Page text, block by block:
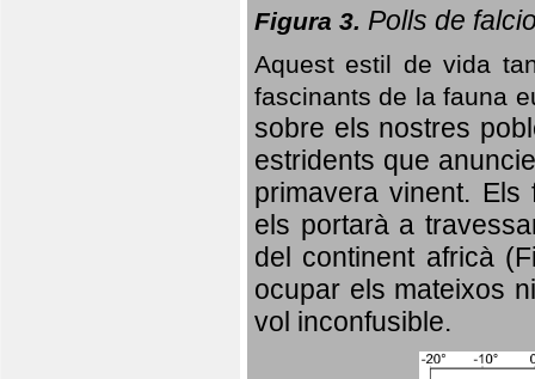
Figura 3. Polls de
Aquest estil de vida
fascinants de la fauna
sobre els nostres
estridents que
primavera vinent. Els
els portarà a
del continent africà
ocupar els mateixos
vol inconfusible.